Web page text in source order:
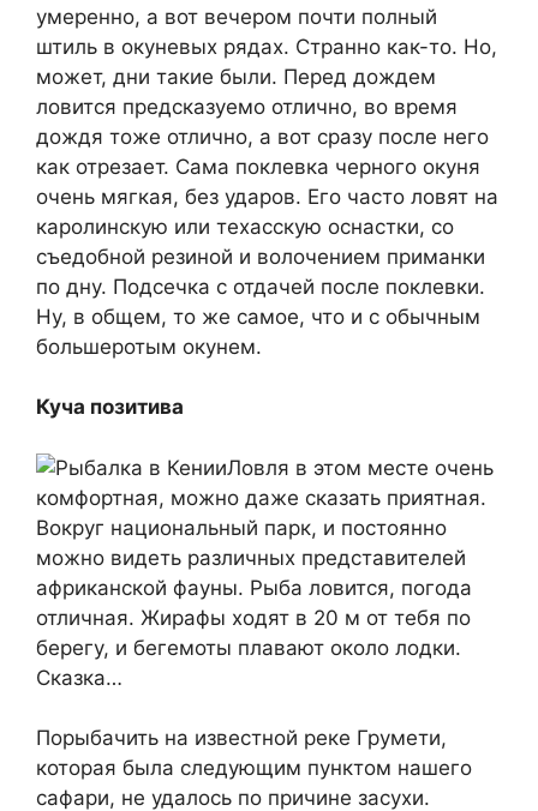
умеренно, а вот вечером почти полный
штиль в окуневых рядах. Странно как-то. Но,
может, дни такие были. Перед дождем
ловится предсказуемо отлично, во время
дождя тоже отлично, а вот сразу после него
как отрезает. Сама поклевка черного окуня
очень мягкая, без ударов. Его часто ловят на
каролинскую или техасскую оснастки, со
съедобной резиной и волочением приманки
по дну. Подсечка с отдачей после поклевки.
Ну, в общем, то же самое, что и с обычным
большеротым окунем.
Куча позитива
Ловля в этом месте очень
комфортная, можно даже сказать приятная.
Вокруг национальный парк, и постоянно
можно видеть различных представителей
африканской фауны. Рыба ловится, погода
отличная. Жирафы ходят в 20 м от тебя по
берегу, и бегемоты плавают около лодки.
Сказка…
Порыбачить на известной реке Грумети,
которая была следующим пунктом нашего
сафари, не удалось по причине засухи.